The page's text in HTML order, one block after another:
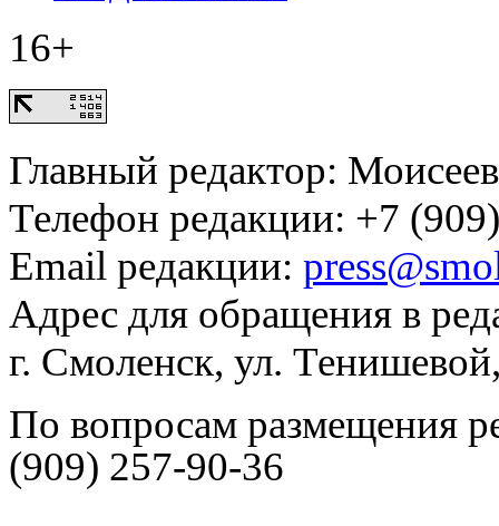
16+
Главный редактор:
Телефон редакции: +7
Email редакции:
Адрес для обращения в
г. Смоленск, ул.
По вопросам размещения
(909) 257-90-36